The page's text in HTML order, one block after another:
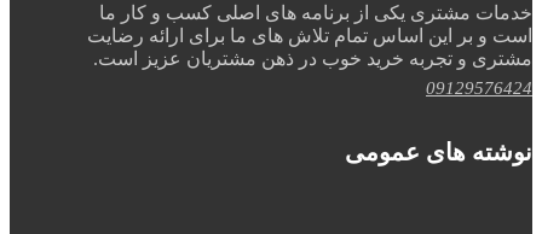
خدمات مشتری یکی از برنامه های اصلی کسب و کار ما
است و بر این اساس تمام تلاش های ما برای ارائه رضایت
مشتری و تجربه خرید خوب در ذهن مشتریان عزیز است.
09129576424
نوشته های عمومی